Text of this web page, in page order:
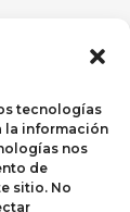
tecnologías
la información
nos
de
sitio. No